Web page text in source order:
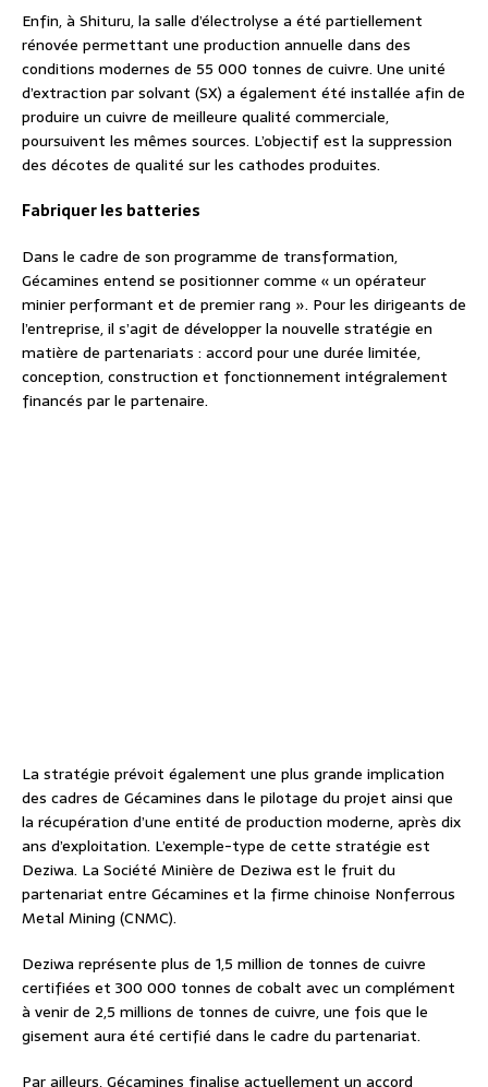
Enfin, à Shituru, la salle d’électrolyse a été partiellement
rénovée permettant une production annuelle dans des
conditions modernes de 55 000 tonnes de cuivre. Une unité
d’extraction par solvant (SX) a également été installée afin de
produire un cuivre de meilleure qualité commerciale,
poursuivent les mêmes sources. L’objectif est la suppression
des décotes de qualité sur les cathodes produites.
Fabriquer les batteries
Dans le cadre de son programme de transformation,
Gécamines entend se positionner comme « un opérateur
minier performant et de premier rang ». Pour les dirigeants de
l’entreprise, il s’agit de développer la nouvelle stratégie en
matière de partenariats : accord pour une durée limitée,
conception, construction et fonctionnement intégralement
financés par le partenaire.
La stratégie prévoit également une plus grande implication
des cadres de Gécamines dans le pilotage du projet ainsi que
la récupération d’une entité de production moderne, après dix
ans d’exploitation. L’exemple-type de cette stratégie est
Deziwa. La Société Minière de Deziwa est le fruit du
partenariat entre Gécamines et la firme chinoise Nonferrous
Metal Mining (CNMC).
Deziwa représente plus de 1,5 million de tonnes de cuivre
certifiées et 300 000 tonnes de cobalt avec un complément
à venir de 2,5 millions de tonnes de cuivre, une fois que le
gisement aura été certifié dans le cadre du partenariat.
Par ailleurs, Gécamines finalise actuellement un accord